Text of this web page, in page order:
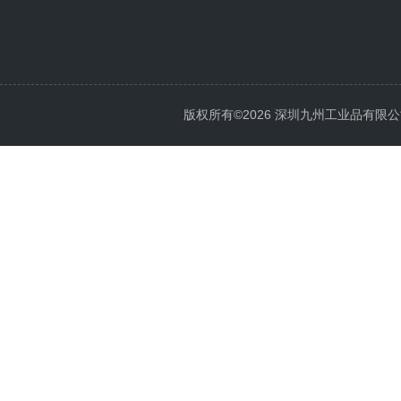
版权所有©2026 深圳九州工业品有限